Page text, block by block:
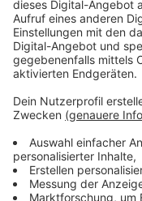
unter 50 Euro lag.
morgen, dann gilt
Beispiel dürften die
Euro von Ihnen
günstiger. Die
neuen Rechts
bezahlen müssen.